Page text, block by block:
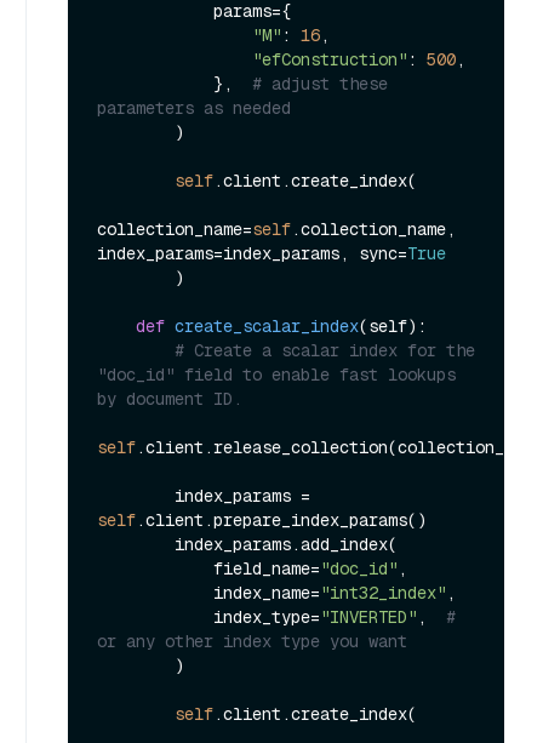
"M" : 16,
"efConstruction" : 500,
            },
# adjust these
parameters as needed
self.client.create_index(
collection_name=self.collection_name,
index_params=index_params, sync=True
def create_scalar_index(self):
# Create a scalar index for the
"doc_id" field to enable fast lookups
by document ID.
self
self.client.prepare_index_params()
            field_name=
"doc_id" ,
            index_name=
"int32_index" ,
            index_type=
"INVERTED" , #
or any other index type you want
self.client.create_index(